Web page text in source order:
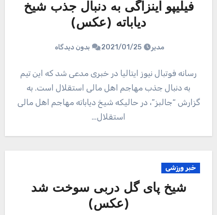
فیلیپو اینزاگی به دنبال جذب شیخ
دیاباته (عکس)
مدیر 2021/01/25 بدون دیدگاه
رسانه فوتبال نیوز ایتالیا در خبری مدعی شد که این تیم
به دنبال جذب مهاجم اهل مالی استقلال است. به
گزارش “جالبز”، در حالیکه شیخ دیاباته مهاجم اهل مالی
استقلال…
خبر ورزشی
شیخ پای گل دربی سوخت شد
(عکس)